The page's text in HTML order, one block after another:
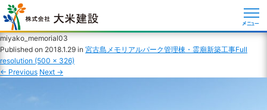
メニュー
miyako_memorial03
Published on 2018.1.29 in 宮古島メモリアルパーク管理棟・霊廟新築工事Full
resolution (500 × 326)
← Previous Next →